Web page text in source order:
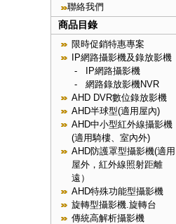
聯絡我們
商品目錄
限時促銷特惠專案
IP網路攝影機及錄放影機
-
IP網路攝影機
- 網路錄放影機NVR
AHD DVR數位錄放影機
AHD半球型(適用屋內)
AHD中小型紅外線攝影機
(適用騎樓、室內外)
AHD防護罩型攝影機(適用
屋外，紅外線照射距離
遠）
AHD特殊功能型攝影機
旋轉型攝影機.旋轉台
傳統高解析攝影機